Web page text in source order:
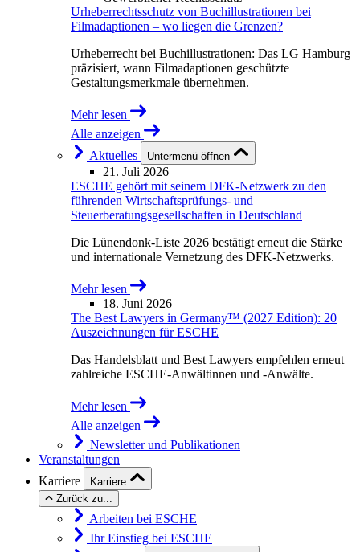
Urheberrechtsschutz von Buchillustrationen bei
Filmadaptionen – wo liegen die Grenzen?
Urheberrecht bei Buchillustrationen: Das LG Hamburg
präzisiert, wann Filmadaptionen geschützte
Gestaltungsmerkmale übernehmen.
Mehr lesen
Alle anzeigen
Aktuelles
Untermenü öffnen
21. Juli 2026
ESCHE gehört mit seinem DFK-Netzwerk zu den
führenden Wirtschaftsprüfungs- und
Steuerberatungsgesellschaften in Deutschland
Die Lünendonk-Liste 2026 bestätigt erneut die Stärke
und internationale Vernetzung des DFK-Netzwerks.
Mehr lesen
18. Juni 2026
The Best Lawyers in Germany™ (2027 Edition): 20
Auszeichnungen für ESCHE
Das Handelsblatt und Best Lawyers empfehlen erneut
zahlreiche ESCHE-Anwältinnen und -Anwälte.
Mehr lesen
Alle anzeigen
Newsletter und Publikationen
Veranstaltungen
Karriere
Karriere
Zurück zu...
Arbeiten bei ESCHE
Ihr Einstieg bei ESCHE